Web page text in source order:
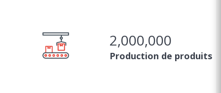
2,000,000
Production de produits